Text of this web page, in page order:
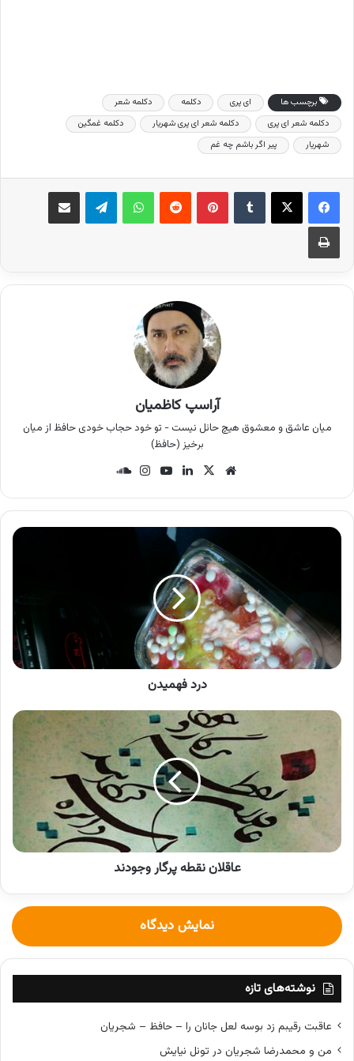
برچسب ها ای پری دکلمه
دکلمه شعر
دکلمه شعر ای پری
دکلمه شعر ای پری شهریار
دکلمه غمگین
شهریار
پیر اگر باشم چه غم
فیس بوک X ‫پین‌ترست ‫رددیت واتس آپ تلگرام
چاپ
آراسپ کاظمیان
میان عاشق و معشوق هیچ حائل نیست - تو خود حجاب خودی حافظ از میان
برخیز (حافظ)
وب
ت
X
لینک یوتی این
گرام کلو
د
د
ی
د
ن
درد فهمیدن
ع
ط
گ
ا
و
ن
د
عاقلان نقطه پرگار وجودند
نمایش دیدگاه
نوشته‌های تازه
عاقبت رقیبم زد بوسه لعل جانان را – حافظ – شجریان
من و محمدرضا شجریان در تونل نیایش